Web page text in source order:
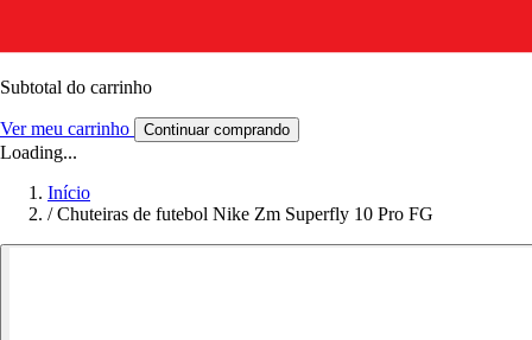
Subtotal do carrinho
Ver meu carrinho Continuar comprando
Loading...
Início
/ Chuteiras de futebol Nike Zm Superfly 10 Pro FG